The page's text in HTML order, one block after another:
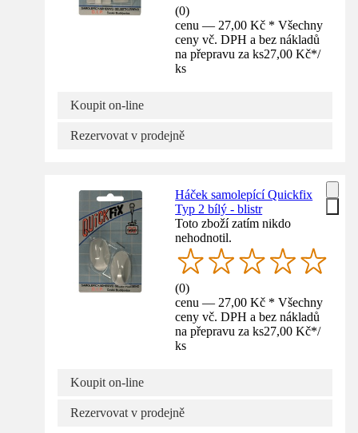
(0)
cenu — 27,00 Kč * Všechny
ceny vč. DPH a bez nákladů
na přepravu za ks27,00 Kč*/
ks
Koupit on-line
Rezervovat v prodejně
Háček samolepící Quickfix
Typ 2 bílý - blistr
Toto zboží zatím nikdo
nehodnotil.
(0)
cenu — 27,00 Kč * Všechny
ceny vč. DPH a bez nákladů
na přepravu za ks27,00 Kč*/
ks
Koupit on-line
Rezervovat v prodejně